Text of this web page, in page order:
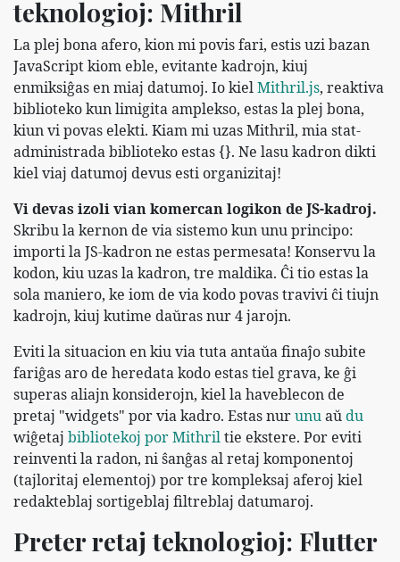
teknologioj: Mithril
La plej bona afero, kion mi povis fari, estis uzi bazan
JavaScript kiom eble, evitante kadrojn, kiuj
enmiksiĝas en miaj datumoj. Io kielMithril.js, reaktiva
biblioteko kun limigita amplekso, estas la plej bona,
kiun vi povas elekti. Kiam mi uzas Mithril, mia stat-
administrada biblioteko estas {}. Ne lasu kadron dikti
kiel viaj datumoj devus esti organizitaj!
Vi devas izoli vian komercan logikon de JS-kadroj.
Skribu la kernon de via sistemo kun unu principo:
importi la JS-kadron ne estas permesata! Konservu la
kodon, kiu uzas la kadron, tre maldika. Ĉi tio estas la
sola maniero, ke iom de via kodo povas travivi ĉi tiujn
kadrojn, kiuj kutime daŭras nur 4 jarojn.
Eviti la situacion en kiu via tuta antaŭa finaĵo subite
fariĝas aro de heredata kodo estas tiel grava, ke ĝi
superas aliajn konsiderojn, kiel la haveblecon de
pretaj "widgets" por via kadro. Estas nurunuaŭdu
wiĝetaj bibliotekoj por Mithriltie ekstere. Por eviti
reinventi la radon, ni ŝanĝas al retaj komponentoj
(tajloritaj elementoj) por tre kompleksaj aferoj kiel
redakteblaj sortigeblaj filtreblaj datumaroj.
Preter retaj teknologioj: Flutter